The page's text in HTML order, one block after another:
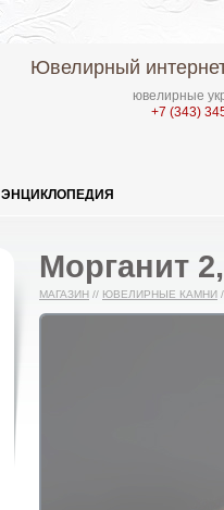
Ювелирный
ювелирные
+7 (343)
ЭНЦИКЛОПЕДИЯ
Морганит
МАГАЗИН // ЮВЕЛИРНЫЕ КАМНИ